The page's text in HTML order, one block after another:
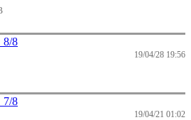
8
19/04/28 19:56
8
19/04/21 01:02